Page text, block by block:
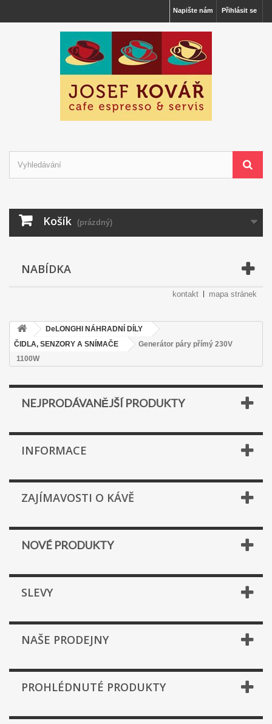
Přihlásit se
Napište nám
Košík (prázdný)
NABÍDKA
kontakt mapa stránek
DeLONGHI NÁHRADNÍ DÍLY
ČIDLA, SENZORY A SNÍMAČE
Generátor páry přímý 230V
1100W
NEJPRODÁVANĚJŠÍ PRODUKTY
INFORMACE
ZAJÍMAVOSTI O KÁVĚ
NOVÉ PRODUKTY
SLEVY
NAŠE PRODEJNY
PROHLÉDNUTÉ PRODUKTY